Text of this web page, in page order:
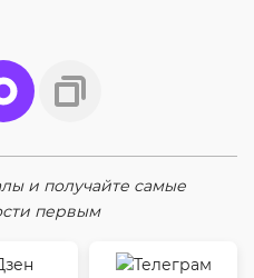
и получайте самые
первым